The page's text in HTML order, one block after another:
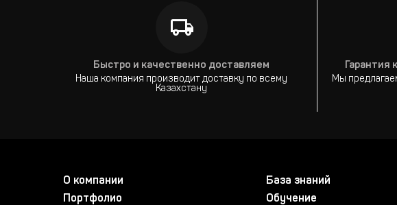
Быстро и качественно доставляем
Наша компания производит доставку по всему
Казахстану
Гарантия
Мы
О компании
Портфолио
База знаний
Обучение